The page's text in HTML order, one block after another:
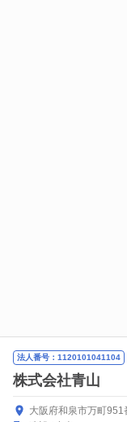
法人番号：1120101041104
株式会社青山
大阪府和泉市万町951